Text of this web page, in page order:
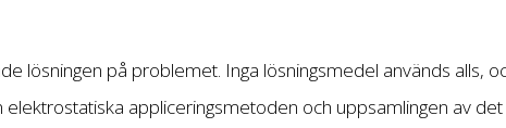
lösningen på problemet. Inga lösningsmedel används alls,
appliceringsmetoden och uppsamlingen av det